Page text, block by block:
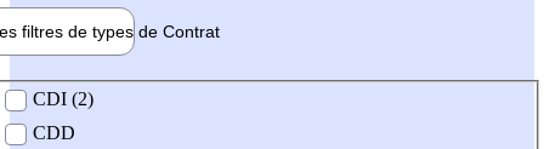
filtres de types de Contrat
contrat
CDI (2)
CDD